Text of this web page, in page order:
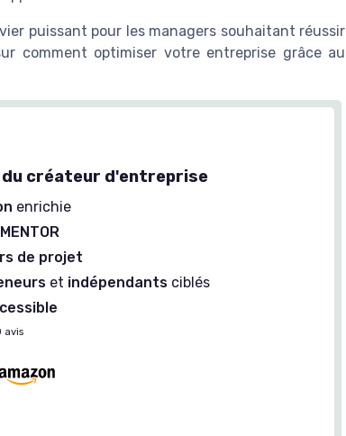
puissant pour les managers souhaitant réussir
comment optimiser votre entreprise grâce au
du créateur d'entreprise
enrichie
de projet
et indépendants ciblés
avis